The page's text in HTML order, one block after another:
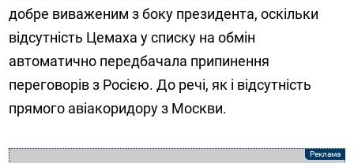
добре виваженим з боку президента, оскільки
відсутність Цемаха у списку на обмін
автоматично передбачала припинення
переговорів з Росією. До речі, як і відсутність
прямого авіакоридору з Москви.